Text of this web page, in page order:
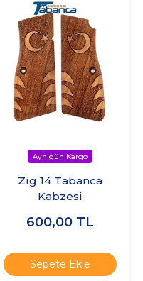
Zig 14 Tabanca
Kabzesi
600,00 TL
Sepete Ekle